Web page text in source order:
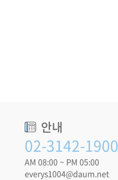
안내
02-3142-1900
AM 08:00 ~ PM 05:00
everys1004@daum.net